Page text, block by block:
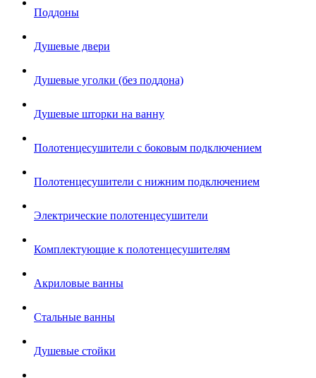
Поддоны
Душевые двери
Душевые уголки (без поддона)
Душевые шторки на ванну
Полотенцесушители с боковым подключением
Полотенцесушители с нижним подключением
Электрические полотенцесушители
Комплектующие к полотенцесушителям
Акриловые ванны
Стальные ванны
Душевые стойки